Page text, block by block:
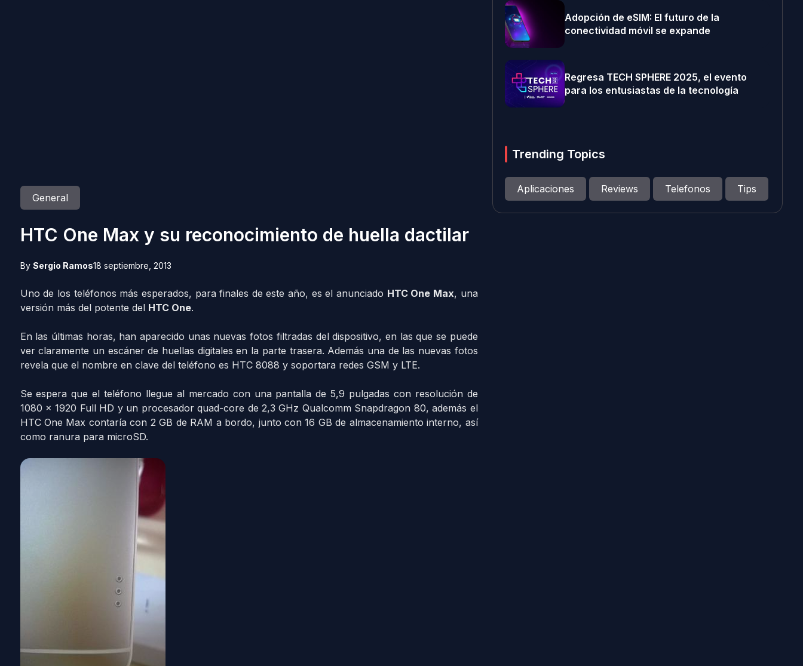
General
HTC One Max y su reconocimiento de huella dactilar
By Sergio Ramos18 septiembre, 2013
Uno de los teléfonos más esperados, para finales de este año, es el anunciado HTC One Max, una
versión más del potente del HTC One.
En las últimas horas, han aparecido unas nuevas fotos filtradas del dispositivo, en las que se puede
ver claramente un escáner de huellas digitales en la parte trasera. Además una de las nuevas fotos
revela que el nombre en clave del teléfono es HTC 8088 y soportara redes GSM y LTE.
Se espera que el teléfono llegue al mercado con una pantalla de 5,9 pulgadas con resolución de
1080 x 1920 Full HD y un procesador quad-core de 2,3 GHz Qualcomm Snapdragon 80, además el
HTC One Max contaría con 2 GB de RAM a bordo, junto con 16 GB de almacenamiento interno, así
como ranura para microSD.
Adopción de eSIM: El futuro de la
conectividad móvil se expande
Regresa TECH SPHERE 2025, el evento
para los entusiastas de la tecnología
Trending Topics
Aplicaciones Reviews Telefonos Tips